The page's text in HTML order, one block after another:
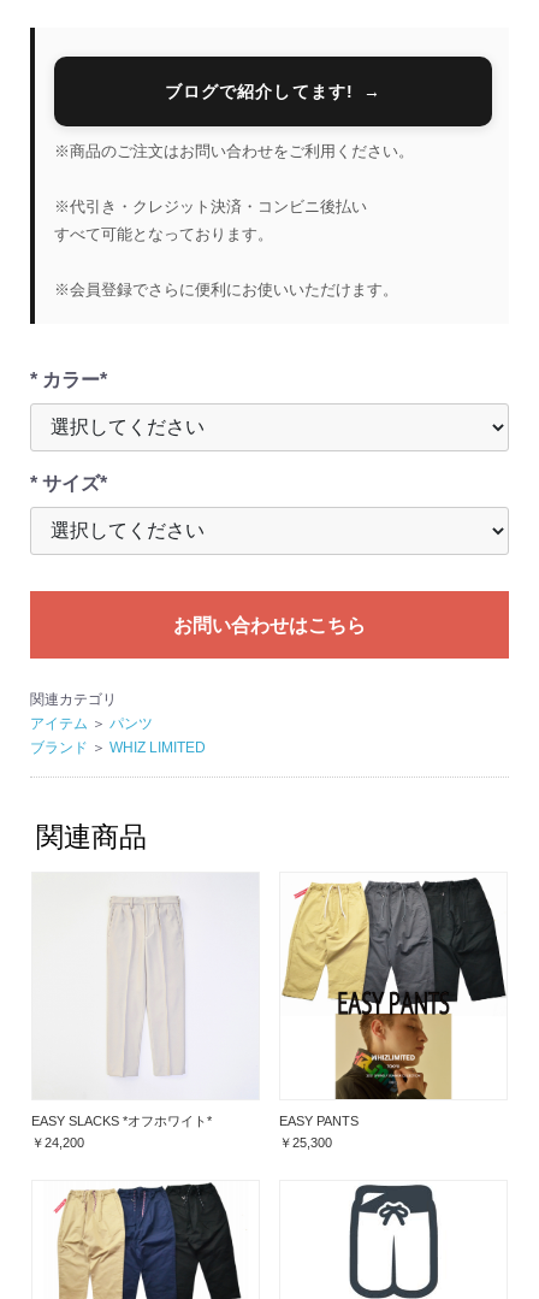
ブログで紹介してます!
※商品のご注文はお問い合わせをご利用ください。
※代引き・クレジット決済・コンビニ後払い
すべて可能となっております。
※会員登録でさらに便利にお使いいただけます。
* カラー*
* サイズ*
お問い合わせはこちら
関連カテゴリ
アイテム ＞ パンツ
ブランド ＞ WHIZ LIMITED
関連商品
EASY SLACKS *オフホワイト*
￥24,200
EASY PANTS
￥25,300